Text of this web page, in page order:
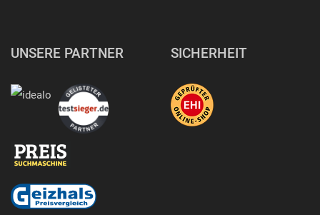
UNSERE PARTNER SICHERHEIT